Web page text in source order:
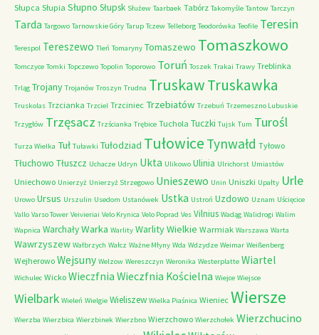
Słupca Słupia Słupno Słupsk Służew Taarbaek Tabórz Takomyśle Tantow Tarczyn
Tarda Targowo Tarnowskie Góry Tarup Tczew Telleborg Teodorówka Teofile Teresin
Terespol Tereszewo Tleń Tomaryny Tomaszewo Tomaszkowo
Tomczyce Tomki Topczewo Topolin Toporowo Toruń Toszek Trakai Trawy Treblinka
Trląg Trojany Trojanów Troszyn Trudna TruskawTruskawka
Truskolas Trzcianka Trzciel Trzciniec Trzebiatów Trzebuń Trzemeszno Lubuskie
Trzygłów Trzęsacz Trzścianka Trębice Tuchola Tuczki Tujsk Tum Turośl
Turza Wielka Tuł Tuławki Tułodziad Tułowice Tynwałd Tyłowo
Tłuchowo Tłuszcz Uchacze Udryn Ukta Ulikowo Ulinia Ulrichorst Umiastów
Uniechowo Unierzyż Unierzyż Strzegowo Unieszewo Unin Uniszki Upałty Urle
Urowo Ursus Urszulin Usedom Ustanówek Ustka Ustroń Uzdowo Uznam Uścięcice
Vallo Varso Tower Veivieriai Velo Krynica Velo Poprad Ves Vilnius Wadąg Walidrogi Walim
Wapnica WarchałyWarka Warlity Warlity Wielkie Warmiak Warszawa Warta
Wawrzyszew Wałbrzych Wałcz Ważne Młyny Wda Wdzydze Weimar Weißenberg
Wejherowo Wejsuny Welzow Wereszczyn Weronika Westerplatte Wiartel
Wichulec Wicko Wieczfnia Wieczfnia Kościelna Wiejce Wiejsce
Wielbark Wieleń Wielgie Wieliszew Wielka Piaśnica Wieniec Wiersze
Wierzba Wierzbica Wierzbinek Wierzbno Wierzchowo Wierzchołek Wierzchucino